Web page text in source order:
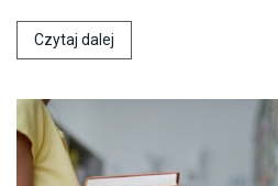
Czytaj dalej